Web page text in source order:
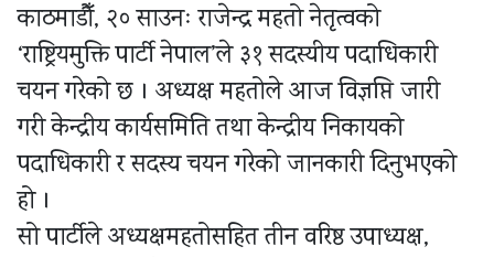
काठमाडौँ, २० साउनः राजेन्द्र महतो नेतृत्वको
‘राष्ट्रियमुक्ति पार्टी नेपाल’ले ३१ सदस्यीय पदाधिकारी
चयन गरेको छ । अध्यक्ष महतोले आज विज्ञप्ति जारी
गरी केन्द्रीय कार्यसमिति तथा केन्द्रीय निकायको
पदाधिकारी र सदस्य चयन गरेको जानकारी दिनुभएको
हो ।
सो पार्टीले अध्यक्षमहतोसहित तीन वरिष्ठ उपाध्यक्ष,